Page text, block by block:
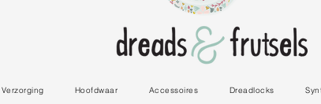
Hoofdwaar Accessoires Dreadlocks